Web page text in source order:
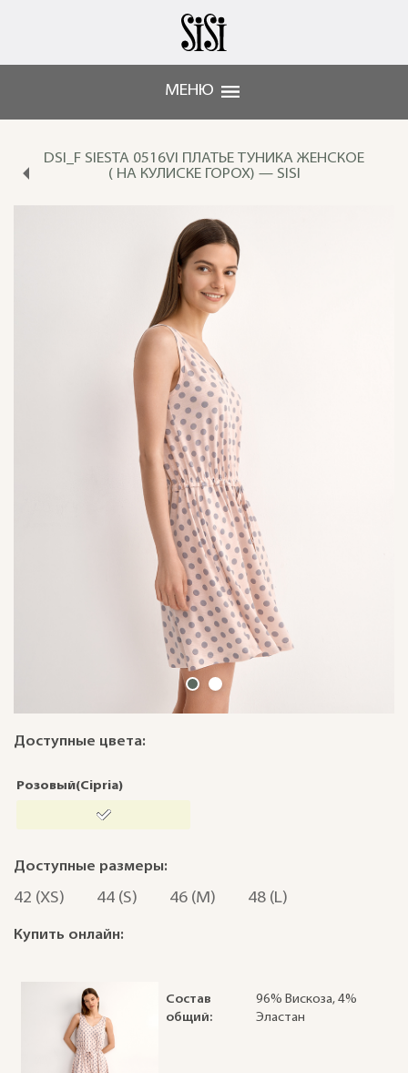
МЕНЮ
DSI_F SIESTA 0516VI ПЛАТЬЕ ТУНИКА ЖЕНСКОЕ
( НА КУЛИСКЕ ГОРОХ) — SISI
Доступные цвета:
Розовый(Cipria)
Доступные размеры:
42 (XS) 44 (S) 46 (M) 48 (L)
Купить онлайн:
Состав
общий:
96% Вискоза, 4%
Эластан